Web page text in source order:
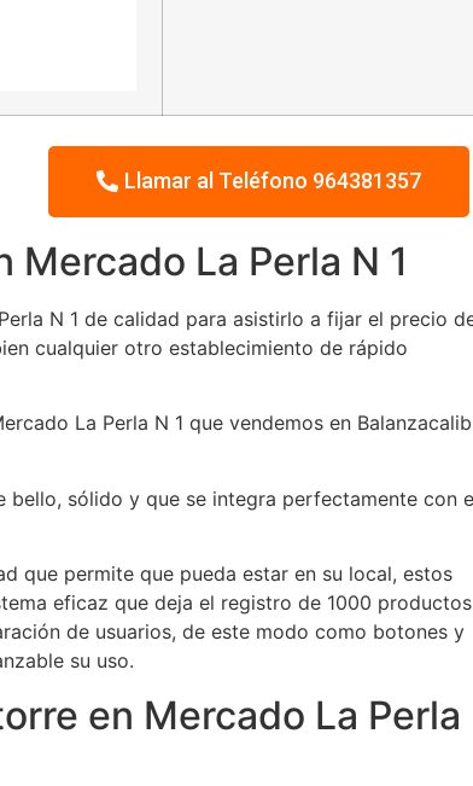
Llamar al Teléfono 964381357
La Perla N 1
N 1 de calidad para asistirlo a fijar el precio
cualquier otro establecimiento de rápido
La Perla N 1 que vendemos en
sólido y que se integra perfectamente con
que permite que pueda estar en su local, estos
eficaz que deja el registro de 1000
de usuarios, de este modo como botones y
su uso.
en Mercado La Perla